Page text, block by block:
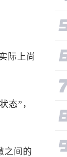
际上尚
态”，
之间的